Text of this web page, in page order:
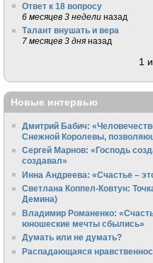
Ответ к 18 вопросу
6 месяцев 3 недели назад
Талант внушать и вера
7 месяцев 3 дня назад
1
Новые интервью
Дмитрий Бабич:
Снежной Королевы,
Сергей Марнов: «Господь
создавал»
Инна Андреева: «Счастье –
Светлана Коппел-Ковтун:
Демина)
Владимир Романенко:
юношеские мечты сбылись»
Думать или не думать?
Распадающаяся